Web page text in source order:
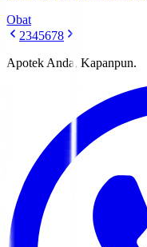
Obat
2345678
Apotek Anda, Kapanpun.